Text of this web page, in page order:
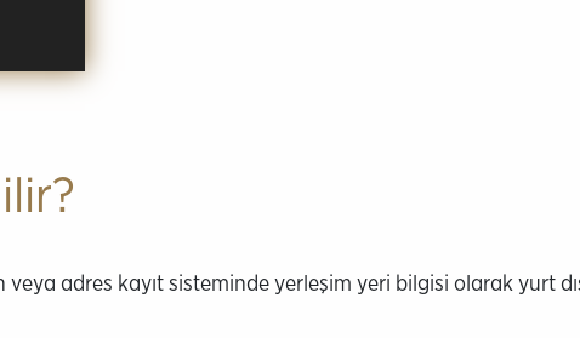
adres kayıt sisteminde yerleşim yeri bilgisi olarak yurt